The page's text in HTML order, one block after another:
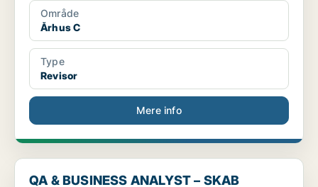
Område
Århus C
Type
Revisor
Mere info
QA & BUSINESS ANALYST – SKAB KVALITET I DIGITALE L...
QA & BUSINESS ANALYST – SKAB